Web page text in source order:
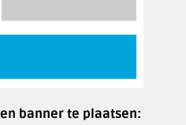
banner te plaatsen: